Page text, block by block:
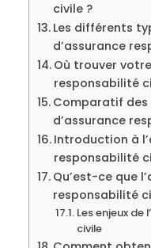
civile ?
Les différents
d’assurance
Où trouver
responsabilité
Comparatif
d’assurance
Introduction à
responsabilité
Qu’est-ce que
responsabilité
Les enjeux de
civile